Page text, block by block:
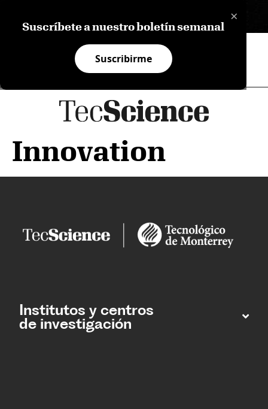
×
Suscríbete a nuestro boletín semanal
Suscribirme
Innovation
Institutos y centros
de investigación